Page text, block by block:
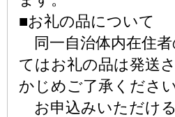
■お礼の品について
同一自治体内在住
てはお礼の品は発送
かじめご了承ください
お申込みいただけ